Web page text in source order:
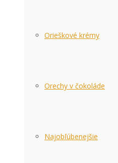
Orieškové krémy
Orechy v čokoláde
Najobľúbenejšie